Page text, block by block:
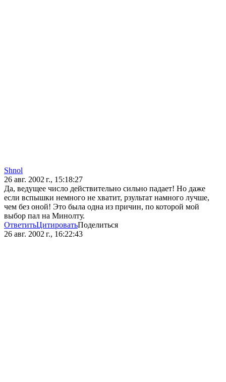
Shnol
26 авг. 2002 г., 15:18:27
Да, ведущее число действительно сильно падает! Но даже
если вспышки немного не хватит, рзультат намного лучше,
чем без оной! Это была одна из причин, по которой мой
выбор пал на Минолту.
ОтветитьЦитироватьПоделиться
26 авг. 2002 г., 16:22:43